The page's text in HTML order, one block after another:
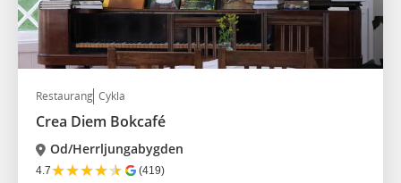
Restaurang Cykla
Crea Diem Bokcafé
Od/Herrljungabygden
4.7★★★★★ (419)